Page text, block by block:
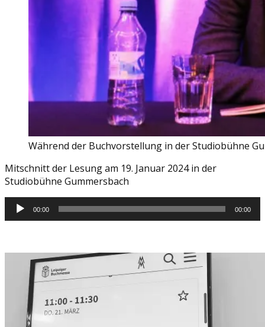
Während der Buchvorstellung in der Studiobühne
Mitschnitt der Lesung am 19. Januar 2024 in der
Studiobühne Gummersbach
Audio-
Player
00:00 00:00